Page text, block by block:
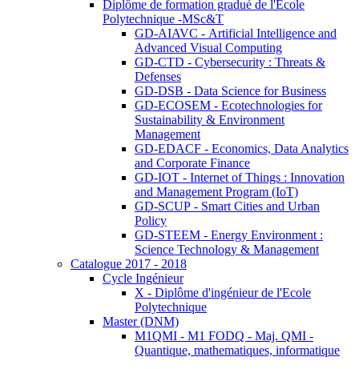
Diplôme de formation gradué de l'Ecole
Polytechnique -MSc&T
GD-AIAVC - Artificial Intelligence and
Advanced Visual Computing
GD-CTD - Cybersecurity : Threats &
Defenses
GD-DSB - Data Science for Business
GD-ECOSEM - Ecotechnologies for
Sustainability & Environment
Management
GD-EDACF - Economics, Data Analytics
and Corporate Finance
GD-IOT - Internet of Things : Innovation
and Management Program (IoT)
GD-SCUP - Smart Cities and Urban
Policy
GD-STEEM - Energy Environment :
Science Technology & Management
Catalogue 2017 - 2018
Cycle Ingénieur
X - Diplôme d'ingénieur de l'Ecole
Polytechnique
Master (DNM)
M1QMI - M1 FODQ - Maj. QMI -
Quantique, mathematiques, informatique